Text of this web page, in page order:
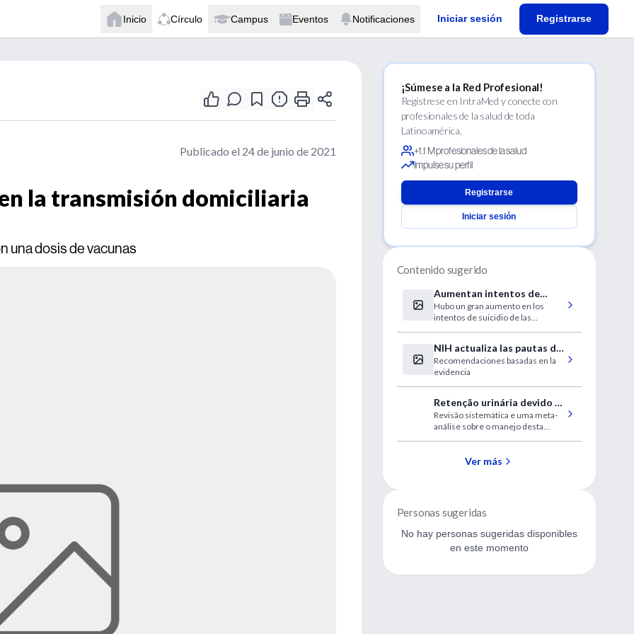
Inicio Círculo Campus Eventos Notificaciones Iniciar sesión Registrarse
Publicado el 24 de junio de 2021
la transmisión domiciliaria
una dosis de vacunas
¡Súmese a la Red Profesional!
Regístrese en IntraMed y conecte con
profesionales de la salud de toda
Latinoamérica.
+1.1 M profesionales de la salud
Impulse su perfil
Registrarse
Iniciar sesión
Contenido sugerido
Aumentan intentos de
suicidio en adolescentes en
EE.UU.
Hubo un gran aumento en los
intentos de suicidio de las
NIH actualiza las pautas de
tratamiento de COVID-19
Recomendaciones basadas en la
evidencia
Retenção urinária devido à
obstrução benigna da
próstata
Revisão sistemática e uma meta-
análise sobre o manejo desta
Ver más
Personas sugeridas
No hay personas sugeridas disponibles
en este momento